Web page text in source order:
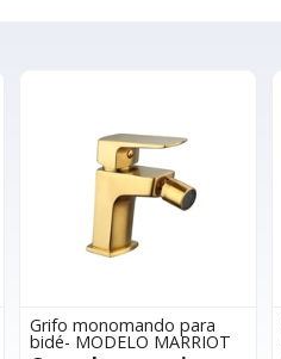
Grifo monomando para
bidé- MODELO MARRIOT